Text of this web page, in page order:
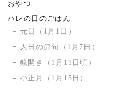
おやつ
ハレの日のごはん
元日（1月1日）
人日の節句（1月7日）
鏡開き（1月11日頃）
小正月（1月15日）